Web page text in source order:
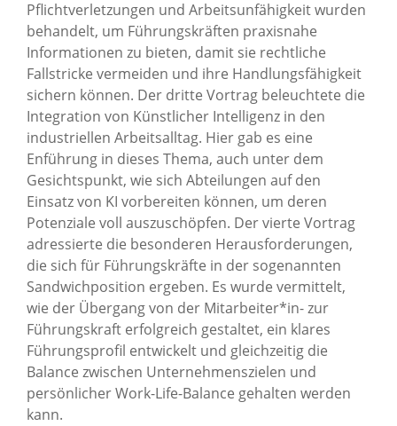
Pflichtverletzungen und Arbeitsunfähigkeit wurden
behandelt, um Führungskräften praxisnahe
Informationen zu bieten, damit sie rechtliche
Fallstricke vermeiden und ihre Handlungsfähigkeit
sichern können. Der dritte Vortrag beleuchtete die
Integration von Künstlicher Intelligenz in den
industriellen Arbeitsalltag. Hier gab es eine
Enführung in dieses Thema, auch unter dem
Gesichtspunkt, wie sich Abteilungen auf den
Einsatz von KI vorbereiten können, um deren
Potenziale voll auszuschöpfen. Der vierte Vortrag
adressierte die besonderen Herausforderungen,
die sich für Führungskräfte in der sogenannten
Sandwichposition ergeben. Es wurde vermittelt,
wie der Übergang von der Mitarbeiter*in- zur
Führungskraft erfolgreich gestaltet, ein klares
Führungsprofil entwickelt und gleichzeitig die
Balance zwischen Unternehmenszielen und
persönlicher Work-Life-Balance gehalten werden
kann.